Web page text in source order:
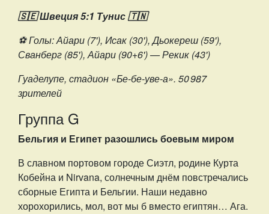
🇸🇪 Швеция 5:1 Тунис 🇹🇳
⚽️ Голы: Айари (7'), Исак (30'), Дьокереш (59'),
Сванберг (85'), Айари (90+6') — Рекик (43')
Гуаделупе, стадион «Бе-бе-уве-а». 50 987
зрителей
Группа G
Бельгия и Египет разошлись боевым миром
В славном портовом городе Сиэтл, родине Курта
Кобейна и Nirvana, солнечным днём повстречались
сборные Египта и Бельгии. Наши недавно
хорохорились, мол, вот мы б вместо египтян… Ага.